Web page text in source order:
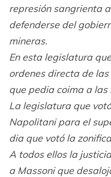
represión sangrienta
defenderse del
mineras.
En esta legislatura
ordenes directa de las
que pedia coima a las
La legislatura que
Napolitani para el
dia que votó la
A todos ellos la
a Massoni que